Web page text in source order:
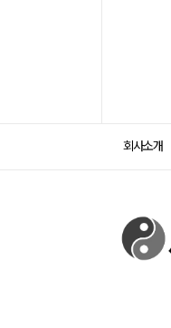
회사소개